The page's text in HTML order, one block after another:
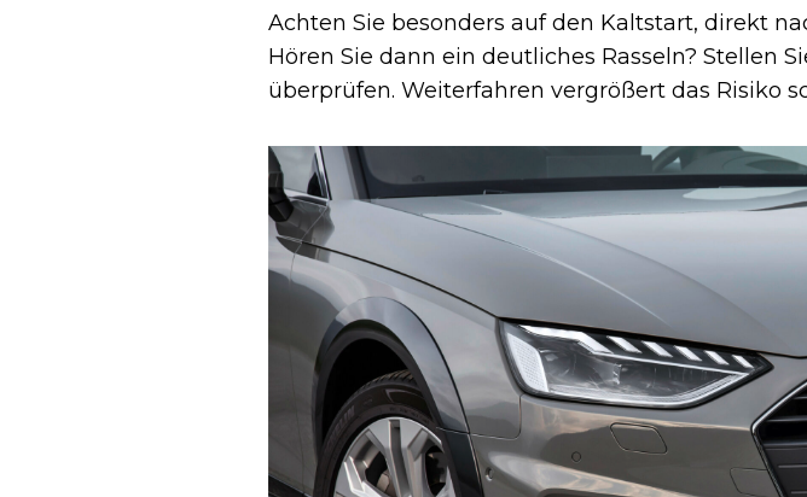
Achten Sie besonders auf den Kaltstart, direkt
Hören Sie dann ein deutliches Rasseln? Stellen
überprüfen. Weiterfahren vergrößert das Risiko